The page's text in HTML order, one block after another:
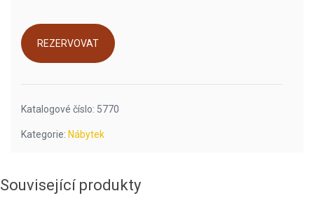
REZERVOVAT
Katalogové číslo: 5770
Kategorie: Nábytek
Související produkty